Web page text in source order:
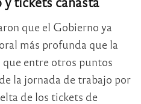
que el Gobierno ya
más profunda que la
que entre otros puntos
la jornada de trabajo por
de los tickets de